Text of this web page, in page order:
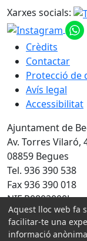
Xarxes socials:
Crèdits
Contactar
Protecció de
Avís legal
Accessibilitat
Ajuntament de
Av. Torres Vilaró,
08859 Begues
Tel. 936 390 538
Fax 936 390 018
NIF P0802000J
Amb la
Aquest lloc web fa
facilitar-te una
informació